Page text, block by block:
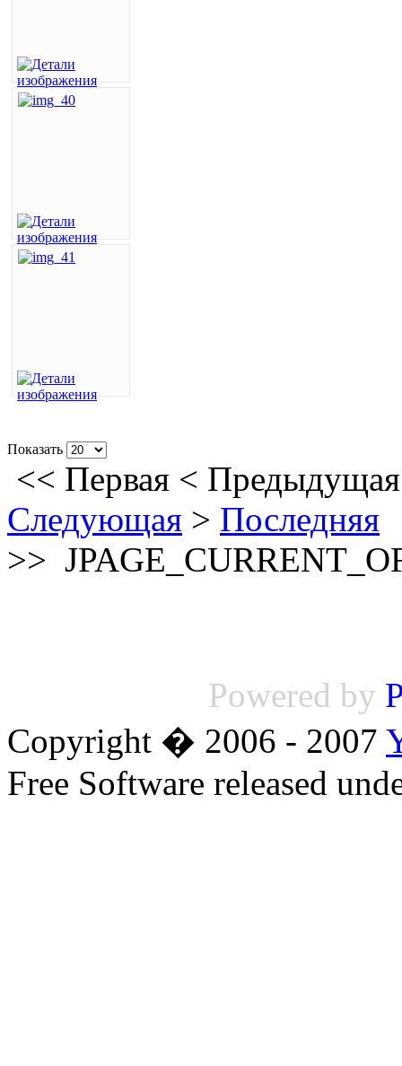
Показать
<< Первая < Предыдущая
Следующая > Последняя
>>
Powered by
Copyright � 2006 - 2007
Free Software released